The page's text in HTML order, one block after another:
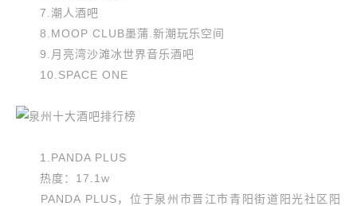
7.潮人酒吧
8.MOOP CLUB墨蒲.新潮玩乐空间
9.月亮湾沙滩冰世界音乐酒吧
10.SPACE ONE
1.PANDA PLUS
热度：17.1w
PANDA PLUS，位于泉州市晋江市青阳街道阳光社区阳